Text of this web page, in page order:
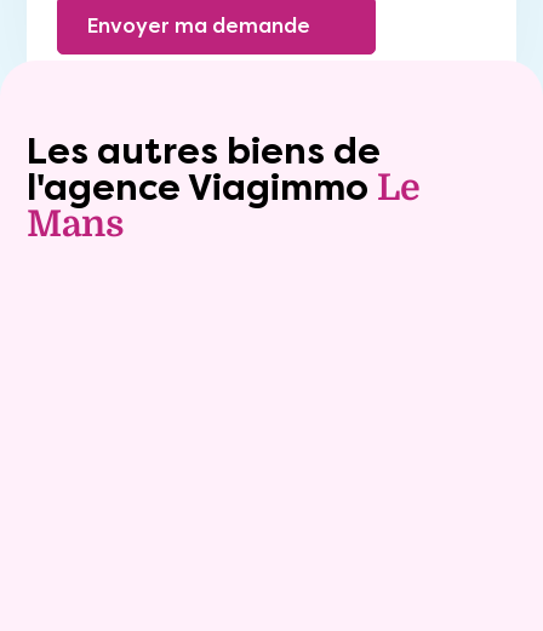
Envoyer ma demande
Les autres biens de
l'agence Viagimmo Le
Mans